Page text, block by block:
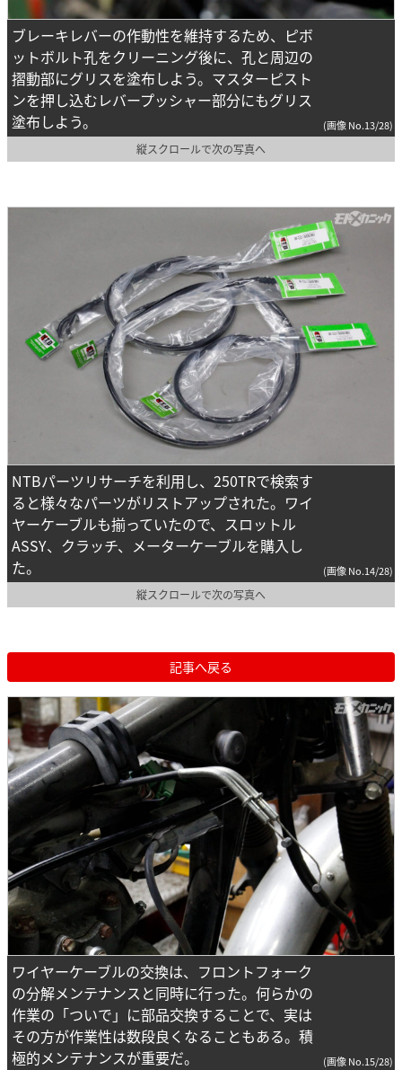
ブレーキレバーの作動性を維持するため、ピボ
ットボルト孔をクリーニング後に、孔と周辺の
摺動部にグリスを塗布しよう。マスターピスト
ンを押し込むレバープッシャー部分にもグリス
塗布しよう。
(画像 No.13/28)
縦スクロールで次の写真へ
NTBパーツリサーチを利用し、250TRで検索す
ると様々なパーツがリストアップされた。ワイ
ヤーケーブルも揃っていたので、スロットル
ASSY、クラッチ、メーターケーブルを購入し
た。
(画像 No.14/28)
縦スクロールで次の写真へ
記事へ戻る
ワイヤーケーブルの交換は、フロントフォーク
の分解メンテナンスと同時に行った。何らかの
作業の「ついで」に部品交換することで、実は
その方が作業性は数段良くなることもある。積
極的メンテナンスが重要だ。
(画像 No.15/28)